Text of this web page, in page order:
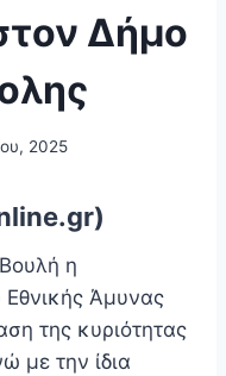
Δήμο
2025
η
Εθνικής Άμυνας
της κυριότητας
με την ίδια